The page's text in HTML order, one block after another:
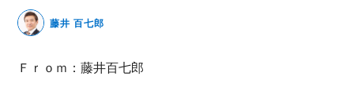
藤井 百七郎
Ｆｒｏｍ：藤井百七郎